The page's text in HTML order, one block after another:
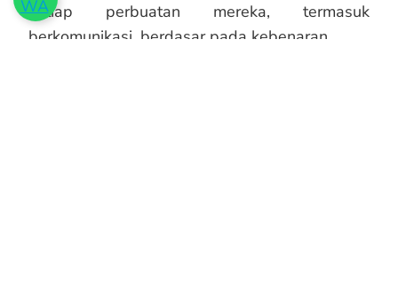
setiap perbuatan mereka, termasuk
berkomunikasi, berdasar pada kebenaran.